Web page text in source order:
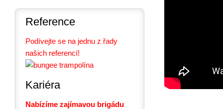
Reference
Podívejte se na jednu z řady
našich referencí!
Kariéra
Nabízíme zajímavou brigádu